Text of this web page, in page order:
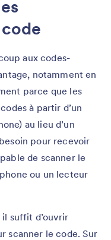
aux codes-
notamment en
parce que les
à partir d’un
au lieu d’un
pour recevoir
de scanner le
ou un lecteur
suffit d’ouvrir
scanner le code. Sur